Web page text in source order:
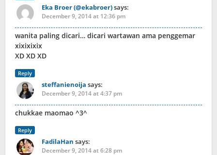
Eka Broer (@ekabroer)says:
December 9, 2014 at 12:36 pm
wanita paling dicari… dicari wartawan ama penggemar
xixixixix
XD XD XD
Reply
steffanienoija says:
December 9, 2014 at 4:37 pm
chukkae maomao ^3^
Reply
FadilaHan says:
December 9, 2014 at 6:28 pm